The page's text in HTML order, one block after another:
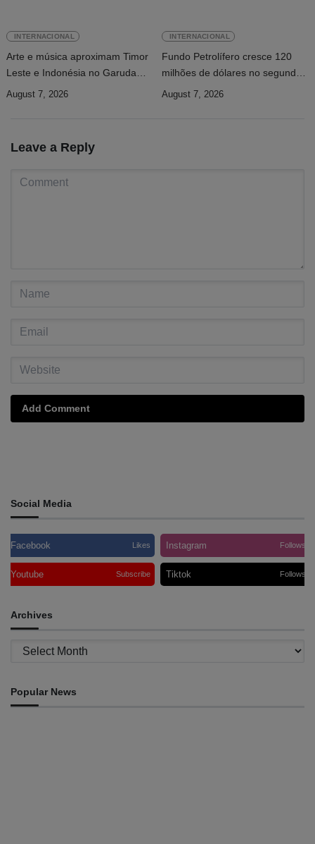
INTERNACIONAL
Arte e música aproximam Timor
Leste e Indonésia no Garuda
Sakti Crossborder Fest 2026
August 7, 2026
INTERNACIONAL
Fundo Petrolífero cresce 120
milhões de dólares no segundo
trimestre
August 7, 2026
Leave a Reply
Add Comment
Social Media
Facebook Likes Instagram Follows
Youtube Subscribe Tiktok Follows
Archives
Archives
Popular News